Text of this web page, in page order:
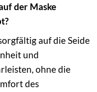
der Maske
auf die Seide
und
ohne die
des